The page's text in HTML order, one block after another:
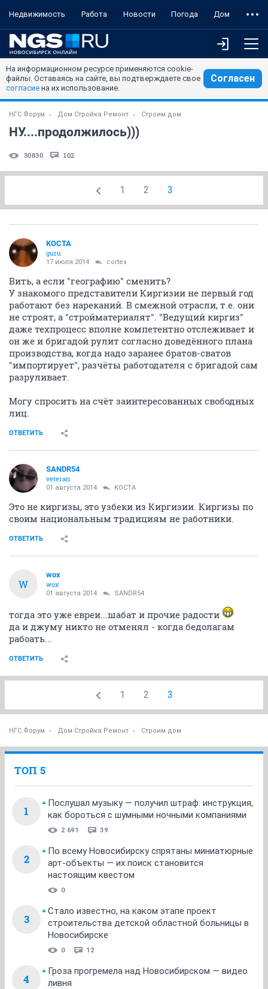
Недвижимость Работа Новости Погода Дом
На информационном ресурсе применяются cookie-
файлы. Оставаясь на сайте, вы подтверждаете свое
согласие на их использование.
Согласен
НГС.Форум Дом Стройка Ремонт Строим дом
НУ....продолжилось)))
30830 102
1 2 3
KOCTA
guru
17 июля 2014 cortes
Вить, а если "географию" сменить?
У знакомого представители Киргизии не первый год
работают без нареканий. В смежной отрасли, т.е. они
не строят, а "стройматериалят". "Ведущий киргиз"
даже техпроцесс вполне компетентно отслеживает и
он же и бригадой рулит согласно доведённого плана
производства, когда надо заранее братов-сватов
"импортирует", разчёты работодателя с бригадой сам
разруливает.
Могу спросить на счёт заинтересованных свободных
лиц.
ОТВЕТИТЬ
SANDR54
veteran
01 августа 2014 KOCTA
Это не киргизы, это узбеки из Киргизии. Киргизы по
своим национальным традициям не работники.
ОТВЕТИТЬ
W
wox
wox
01 августа 2014 SANDR54
тогда это уже евреи...шабат и прочие радости
да и джуму никто не отменял - когда бедолагам
рабоать...
ОТВЕТИТЬ
1 2 3
НГС.Форум Дом Стройка Ремонт Строим дом
ТОП 5
1
Послушал музыку — получил штраф: инструкция,
как бороться с шумными ночными компаниями
2 691 39
2
По всему Новосибирску спрятаны миниатюрные
арт-объекты — их поиск становится
настоящим квестом
0
3
Стало известно, на каком этапе проект
строительства детской областной больницы в
Новосибирске
0 12
4
Гроза прогремела над Новосибирском — видео
ливня